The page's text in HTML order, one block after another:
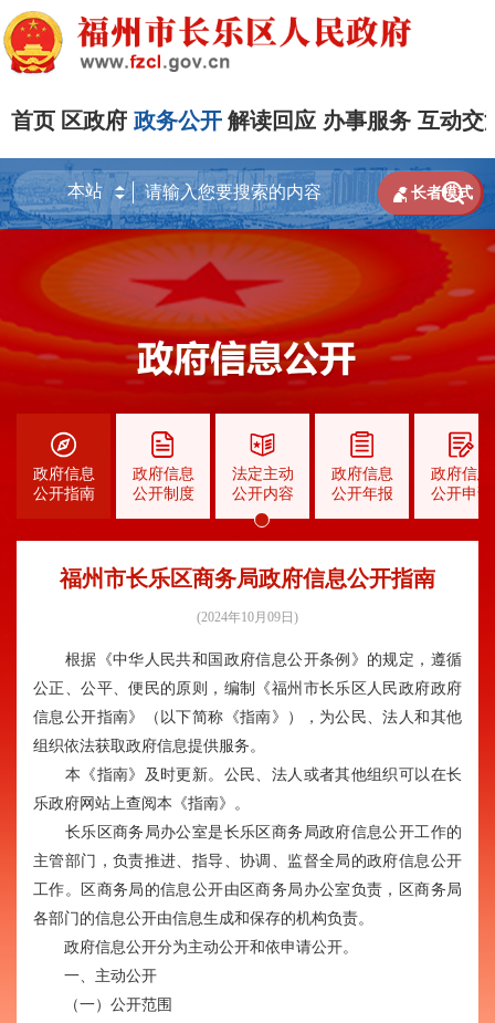
首页 区政府 政务公开 解读回应 办事服务 互动交

 长者模式
政府信息
公开指南
政府信息
公开制度
法定主动
公开内容
政府信息
公开年报
政府信息
公开申请
福州市长乐区商务局政府信息公开指南
(2024年10月09日)
根据《中华人民共和国政府信息公开条例》的规定，遵循
公正、公平、便民的原则，编制《福州市长乐区人民政府政府
信息公开指南》（以下简称《指南》），为公民、法人和其他
组织依法获取政府信息提供服务。
本《指南》及时更新。公民、法人或者其他组织可以在长
乐政府网站上查阅本《指南》。
长乐区商务局办公室是长乐区商务局政府信息公开工作的
主管部门，负责推进、指导、协调、监督全局的政府信息公开
工作。区商务局的信息公开由区商务局办公室负责，区商务局
各部门的信息公开由信息生成和保存的机构负责。
政府信息公开分为主动公开和依申请公开。
一、主动公开
（一）公开范围